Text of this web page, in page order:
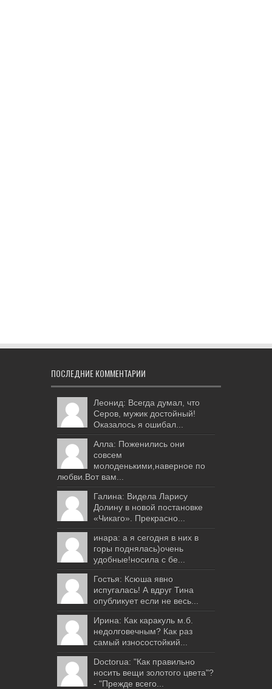
ПОСЛЕДНИЕ КОММЕНТАРИИ
Леонид: Всегда думал, что
Серов, мужик достойный!
Оказалось я ошибал...
Алла: Поженились они
совсем
молоденькими,наверное по
любви.Вот вам...
Галина: Видела Ларису
Долину в новой постановке
«Чикаго». Прекрасно...
инара: а я сегодня в них в
горы поднялась)очень
удобные!носила с бе...
Гостья: Ксюша явно
испугалась! А вдруг Тина
опубликует если не весь...
Ирина: Как каракуль м.б.
недолговечным? Как раз
самый износостойкий...
Doctorua: "Как правильно
носить вещи золотого цвета"?
- "Прежде всего...